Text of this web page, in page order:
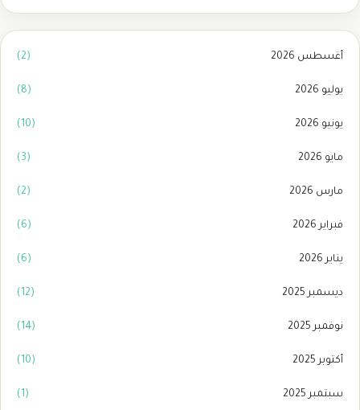
أغسطس 2026 (2)
يوليو 2026 (8)
يونيو 2026 (10)
مايو 2026 (3)
مارس 2026 (2)
فبراير 2026 (6)
يناير 2026 (6)
ديسمبر 2025 (12)
نوفمبر 2025 (14)
أكتوبر 2025 (10)
سبتمبر 2025 (1)